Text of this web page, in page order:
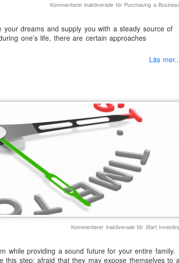
Kommentarer inaktiverade för Purchasing a
dreams and supply you with a steady source of
one’s life, there are certain approaches
Läs
Kommentarer inaktiveradeför Start
while providing a sound future for your entire family.
this step; afraid that they may expose themselves to a